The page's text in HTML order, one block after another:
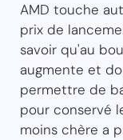
AMD touche
prix de
savoir qu'au
augmente et
permettre de
pour conservé
moins chère a